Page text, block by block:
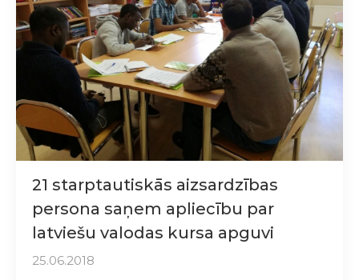
21 starptautiskās aizsardzības
persona saņem apliecību par
latviešu valodas kursa apguvi
25.06.2018